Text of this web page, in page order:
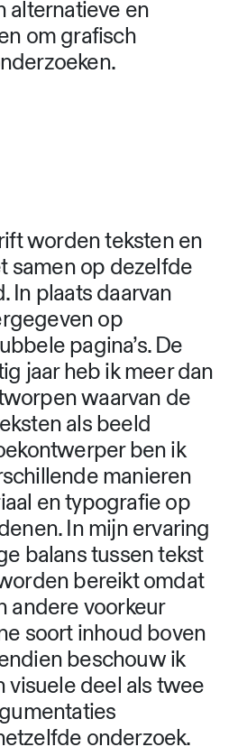
individuele
gebruikt mixed
als visuele
alternatieve en
om grafisch
worden teksten en
samen op dezelfde
In plaats daarvan
op
pagina’s. De
jaar heb ik meer dan
waarvan de
als beeld
ben ik
manieren
en typografie op